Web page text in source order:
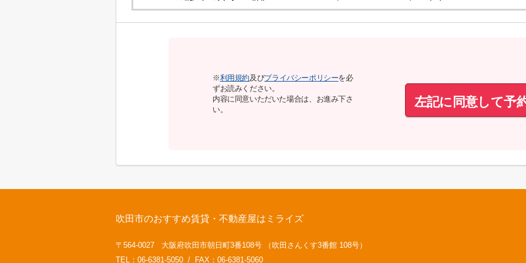
※利用規約及びプライバシーポリシーを必
ずお読みください。
内容に同意いただいた場合は、お進み下さ
い。
左記に同意して予
吹田市のおすすめ賃貸・不動産屋はミライズ
〒564-0027 大阪府吹田市朝日町3番108号 （吹田さんくす3番館 108号）
TEL：06-6381-5050 / FAX：06-6381-5060